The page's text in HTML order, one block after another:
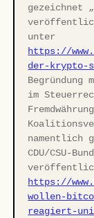
gezeichnet
unter
https://
der-krypto-
Begründung
im
namentlich
CDU/CSU-
https://
wollen-
reagiert-